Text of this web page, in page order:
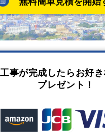
事が完成したらお好
プレゼント！